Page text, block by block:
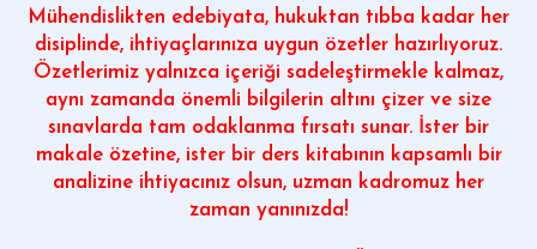
Mühendislikten edebiyata, hukuktan tıbba kadar her
disiplinde, ihtiyaçlarınıza uygun özetler hazırlıyoruz.
Özetlerimiz yalnızca içeriği sadeleştirmekle kalmaz,
aynı zamanda önemli bilgilerin altını çizer ve size
sınavlarda tam odaklanma fırsatı sunar. İster bir
makale özetine, ister bir ders kitabının kapsamlı bir
analizine ihtiyacınız olsun, uzman kadromuz her
zaman yanınızda!